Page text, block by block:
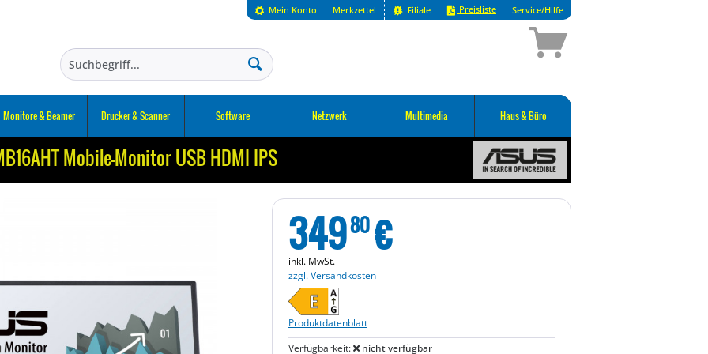
Mein Konto Merkzettel Filiale Preisliste Service/Hilfe
Monitore & Beamer Drucker & Scanner Software Netzwerk Multimedia Haus & Büro
Mobile-Monitor USB HDMI IPS
34980€
inkl. MwSt.
zzgl. Versandkosten
Produktdatenblatt
Verfügbarkeit:
nicht verfügbar